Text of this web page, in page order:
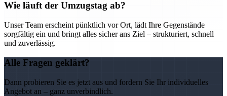
Wie läuft der Umzugstag ab?
Unser Team erscheint pünktlich vor Ort, lädt Ihre Gegenstände
sorgfältig ein und bringt alles sicher ans Ziel – strukturiert, schnell
und zuverlässig.
Alle Fragen geklärt?
Dann probieren Sie es jetzt aus und fordern Sie Ihr individuelles
Angebot an – ganz unverbindlich.